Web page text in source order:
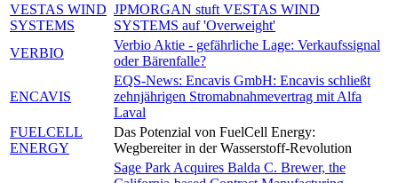
VESTAS WIND
SYSTEMS
JPMORGAN stuft VESTAS WIND
SYSTEMS auf 'Overweight'
VERBIO
Verbio Aktie - gefährliche Lage: Verkaufssignal
oder Bärenfalle?
ENCAVIS
EQS-News: Encavis GmbH: Encavis schließt
zehnjährigen Stromabnahmevertrag mit Alfa
Laval
FUELCELL
ENERGY
Das Potenzial von FuelCell Energy:
Wegbereiter in der Wasserstoff-Revolution
Sage Park Acquires Balda C. Brewer, the